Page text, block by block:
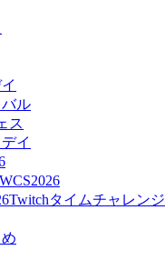
ル
ス
イ
タイムチャレンジ